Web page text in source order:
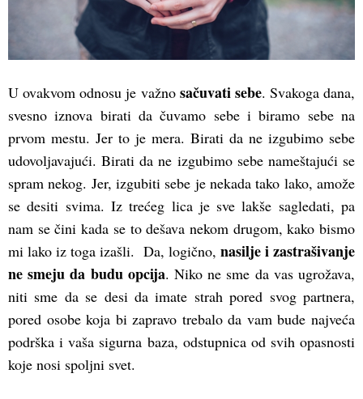
U ovakvom odnosu je važno sačuvati sebe. Svakoga dana,
svesno iznova birati da čuvamo sebe i biramo sebe na
prvom mestu. Jer to je mera. Birati da ne izgubimo sebe
udovoljavajući. Birati da ne izgubimo sebe nameštajući se
spram nekog. Jer, izgubiti sebe je nekada tako lako, amože
se desiti svima. Iz trećeg lica je sve lakše sagledati, pa
nam se čini kada se to dešava nekom drugom, kako bismo
mi lako iz toga izašli. Da, logično, nasilje i zastrašivanje
ne smeju da budu opcija. Niko ne sme da vas ugrožava,
niti sme da se desi da imate strah pored svog partnera,
pored osobe koja bi zapravo trebalo da vam bude najveća
podrška i vaša sigurna baza, odstupnica od svih opasnosti
koje nosi spoljni svet.